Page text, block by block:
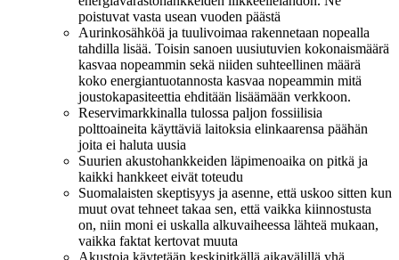
poistuvat vasta usean vuoden päästä
Aurinkosähköä ja tuulivoimaa rakennetaan nopealla
tahdilla lisää. Toisin sanoen uusiutuvien kokonaismäärä
kasvaa nopeammin sekä niiden suhteellinen määrä
koko energiantuotannosta kasvaa nopeammin mitä
joustokapasiteettia ehditään lisäämään verkkoon.
Reservimarkkinalla tulossa paljon fossiilisia
polttoaineita käyttäviä laitoksia elinkaarensa päähän
joita ei haluta uusia
Suurien akustohankkeiden läpimenoaika on pitkä ja
kaikki hankkeet eivät toteudu
Suomalaisten skeptisyys ja asenne, että uskoo sitten kun
muut ovat tehneet takaa sen, että vaikka kiinnostusta
on, niin moni ei uskalla alkuvaiheessa lähteä mukaan,
vaikka faktat kertovat muuta
Akustoja käytetään keskipitkällä aikavälillä yhä